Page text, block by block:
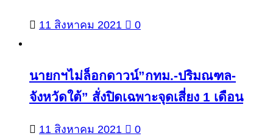
11 สิงหาคม 2021 0
นายกฯไม่ล็อกดาวน์”กทม.-ปริมณฑล-
จังหวัดใต้” สั่งปิดเฉพาะจุดเสี่ยง 1 เดือน
11 สิงหาคม 2021 0